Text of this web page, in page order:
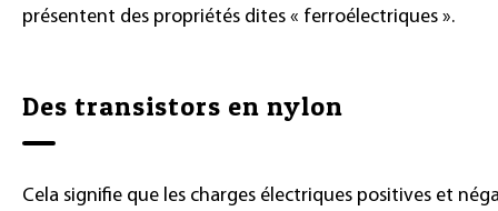
présentent des propriétés dites « ferroélectriques ».
Des transistors en nylon
Cela signifie que les charges électriques positives et